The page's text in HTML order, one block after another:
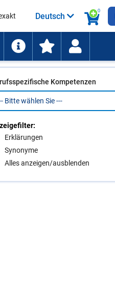
0
Deutsch
Kompetenzen
Erklärungen
Synonyme
Alles anzeigen/ausblenden